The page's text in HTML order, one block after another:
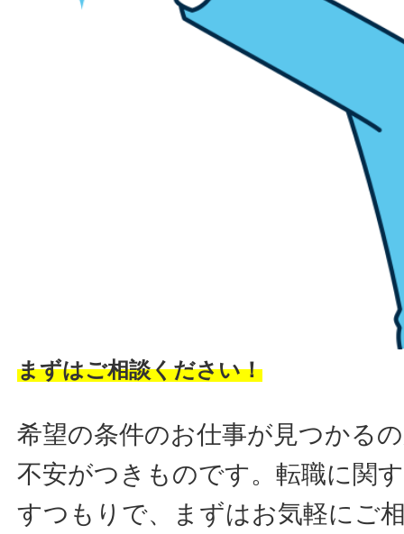
まずはご相談ください！
希望の条件のお仕事が見つかる
不安がつきものです。転職に関
すつもりで、まずはお気軽にご